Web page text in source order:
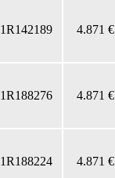
1R142189 4.871 €
1R188276 4.871 €
1R188224 4.871 €